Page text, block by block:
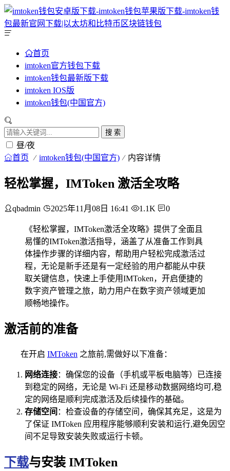
首页
imtoken官方钱包下载
imtoken钱包最新版下载
imtoken IOS版
imtoken钱包(中国官方)
搜 索
昼/夜
首页 imtoken钱包(中国官方) 内容详情
轻松掌握，IMToken 激活全攻略
qbadmin 2025年11月08日 16:41 1.1K 0
《轻松掌握，IMToken激活全攻略》提供了全面且
易懂的IMToken激活指导，涵盖了从准备工作到具
体操作步骤的详细内容，帮助用户轻松完成激活过
程，无论是新手还是有一定经验的用户都能从中获
取关键信息，快速上手使用IMToken，开启便捷的
数字资产管理之旅，助力用户在数字资产领域更加
顺畅地操作。
激活前的准备
在开启 IMToken 之旅前,需做好以下准备：
网络连接：确保您的设备（手机或平板电脑等）已连接
到稳定的网络，无论是 Wi-Fi 还是移动数据网络均可,稳
定的网络是顺利完成激活及后续操作的基础。
存储空间 ：检查设备的存储空间，确保其充足，这是为
了保证 IMToken 应用程序能够顺利安装和运行,避免因空
间不足导致安装失败或运行卡顿。
下载与安装 IMToken